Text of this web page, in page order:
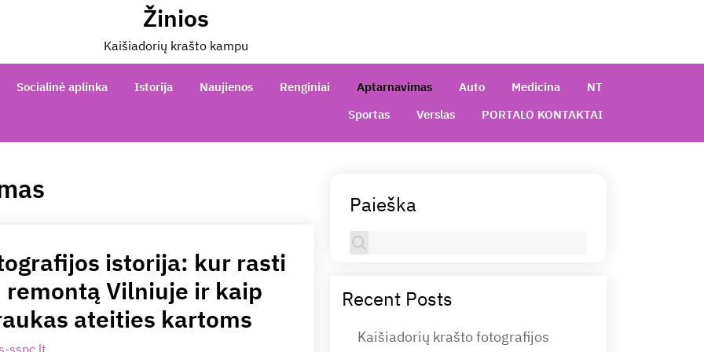
Žinios
Kaišiadorių krašto kampu
Socialinė aplinka Istorija Naujienos Renginiai Aptarnavimas Auto Medicina
NT
Sportas
Verslas PORTALO KONTAKTAI
istorija: kur rasti
Vilniuje ir kaip
ateities kartoms
sspc.lt
Paieška
Recent Posts
Kaišiadorių krašto fotografijos